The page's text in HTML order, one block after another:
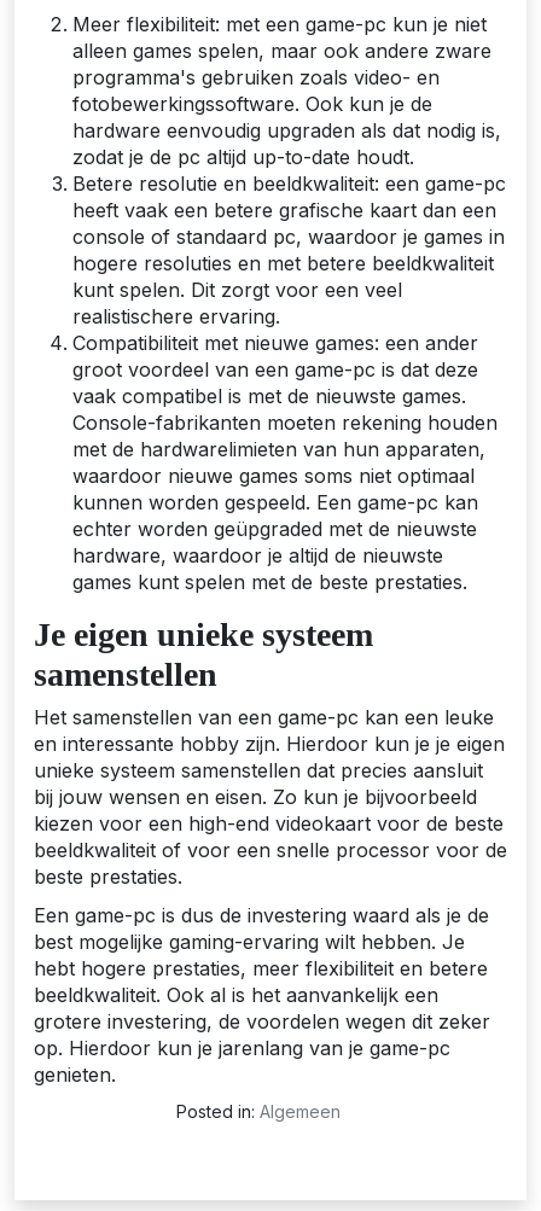
Meer flexibiliteit: met een game-pc kun je niet
alleen games spelen, maar ook andere zware
programma's gebruiken zoals video- en
fotobewerkingssoftware. Ook kun je de
hardware eenvoudig upgraden als dat nodig is,
zodat je de pc altijd up-to-date houdt.
Betere resolutie en beeldkwaliteit: een game-pc
heeft vaak een betere grafische kaart dan een
console of standaard pc, waardoor je games in
hogere resoluties en met betere beeldkwaliteit
kunt spelen. Dit zorgt voor een veel
realistischere ervaring.
Compatibiliteit met nieuwe games: een ander
groot voordeel van een game-pc is dat deze
vaak compatibel is met de nieuwste games.
Console-fabrikanten moeten rekening houden
met de hardwarelimieten van hun apparaten,
waardoor nieuwe games soms niet optimaal
kunnen worden gespeeld. Een game-pc kan
echter worden geüpgraded met de nieuwste
hardware, waardoor je altijd de nieuwste
games kunt spelen met de beste prestaties.
Je eigen unieke systeem
samenstellen
Het samenstellen van een game-pc kan een leuke
en interessante hobby zijn. Hierdoor kun je je eigen
unieke systeem samenstellen dat precies aansluit
bij jouw wensen en eisen. Zo kun je bijvoorbeeld
kiezen voor een high-end videokaart voor de beste
beeldkwaliteit of voor een snelle processor voor de
beste prestaties.
Een game-pc is dus de investering waard als je de
best mogelijke gaming-ervaring wilt hebben. Je
hebt hogere prestaties, meer flexibiliteit en betere
beeldkwaliteit. Ook al is het aanvankelijk een
grotere investering, de voordelen wegen dit zeker
op. Hierdoor kun je jarenlang van je game-pc
genieten.
Posted in: Algemeen